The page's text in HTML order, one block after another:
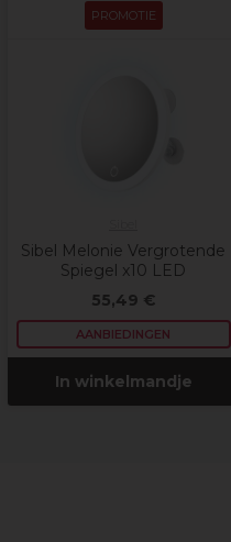
PROMOTIE
Sibel Melonie Vergrotende
Spiegel x10 LED
55,49 €
AANBIEDINGEN
In winkelmandje